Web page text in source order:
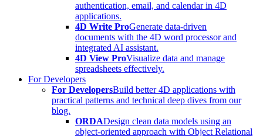
authentication, email, and calendar in 4D
applications.
4D Write ProGenerate data-driven
documents with the 4D word processor and
integrated AI assistant.
4D View ProVisualize data and manage
spreadsheets effectively.
For Developers
For DevelopersBuild better 4D applications with
practical patterns and technical deep dives from our
blog.
ORDADesign clean data models using an
object-oriented approach with Object Relational